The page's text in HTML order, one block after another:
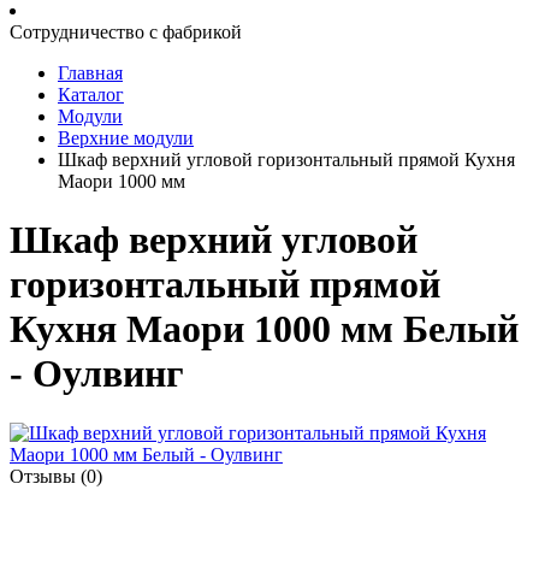
Сотрудничество с фабрикой
Главная
Каталог
Модули
Верхние модули
Шкаф верхний угловой горизонтальный прямой Кухня
Маори 1000 мм
Шкаф верхний угловой
горизонтальный прямой
Кухня Маори 1000 мм Белый
- Оулвинг
Отзывы (0)